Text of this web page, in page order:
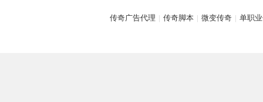
传奇广告代理 | 传奇脚本 | 微变传奇 | 单职